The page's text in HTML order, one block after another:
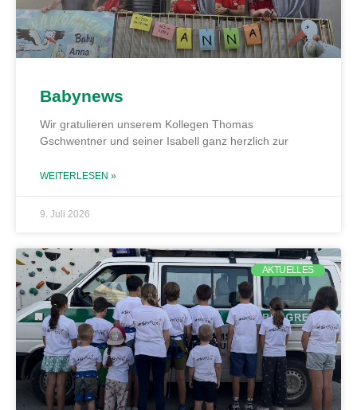
Babynews
Wir gratulieren unserem Kollegen Thomas
Gschwentner und seiner Isabell ganz herzlich zur
WEITERLESEN »
9. Juli 2026
AKTUELLES